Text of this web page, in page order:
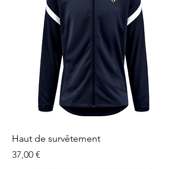
Haut de survêtement
Prix
37,00 €